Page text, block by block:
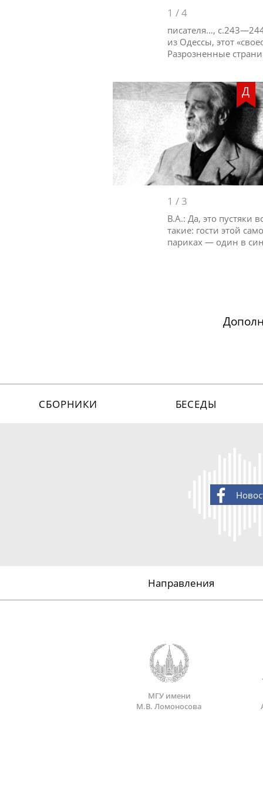
1 /4
писателя…,
из Одессы, этот
Разрозненные
Д
1 / 3
В.А.: Да, это пустяки
такие: гости этой
париках — один в
СБОРНИКИ БЕСЕДЫ
Направления
МГУ имени
М.В. Ломоносова